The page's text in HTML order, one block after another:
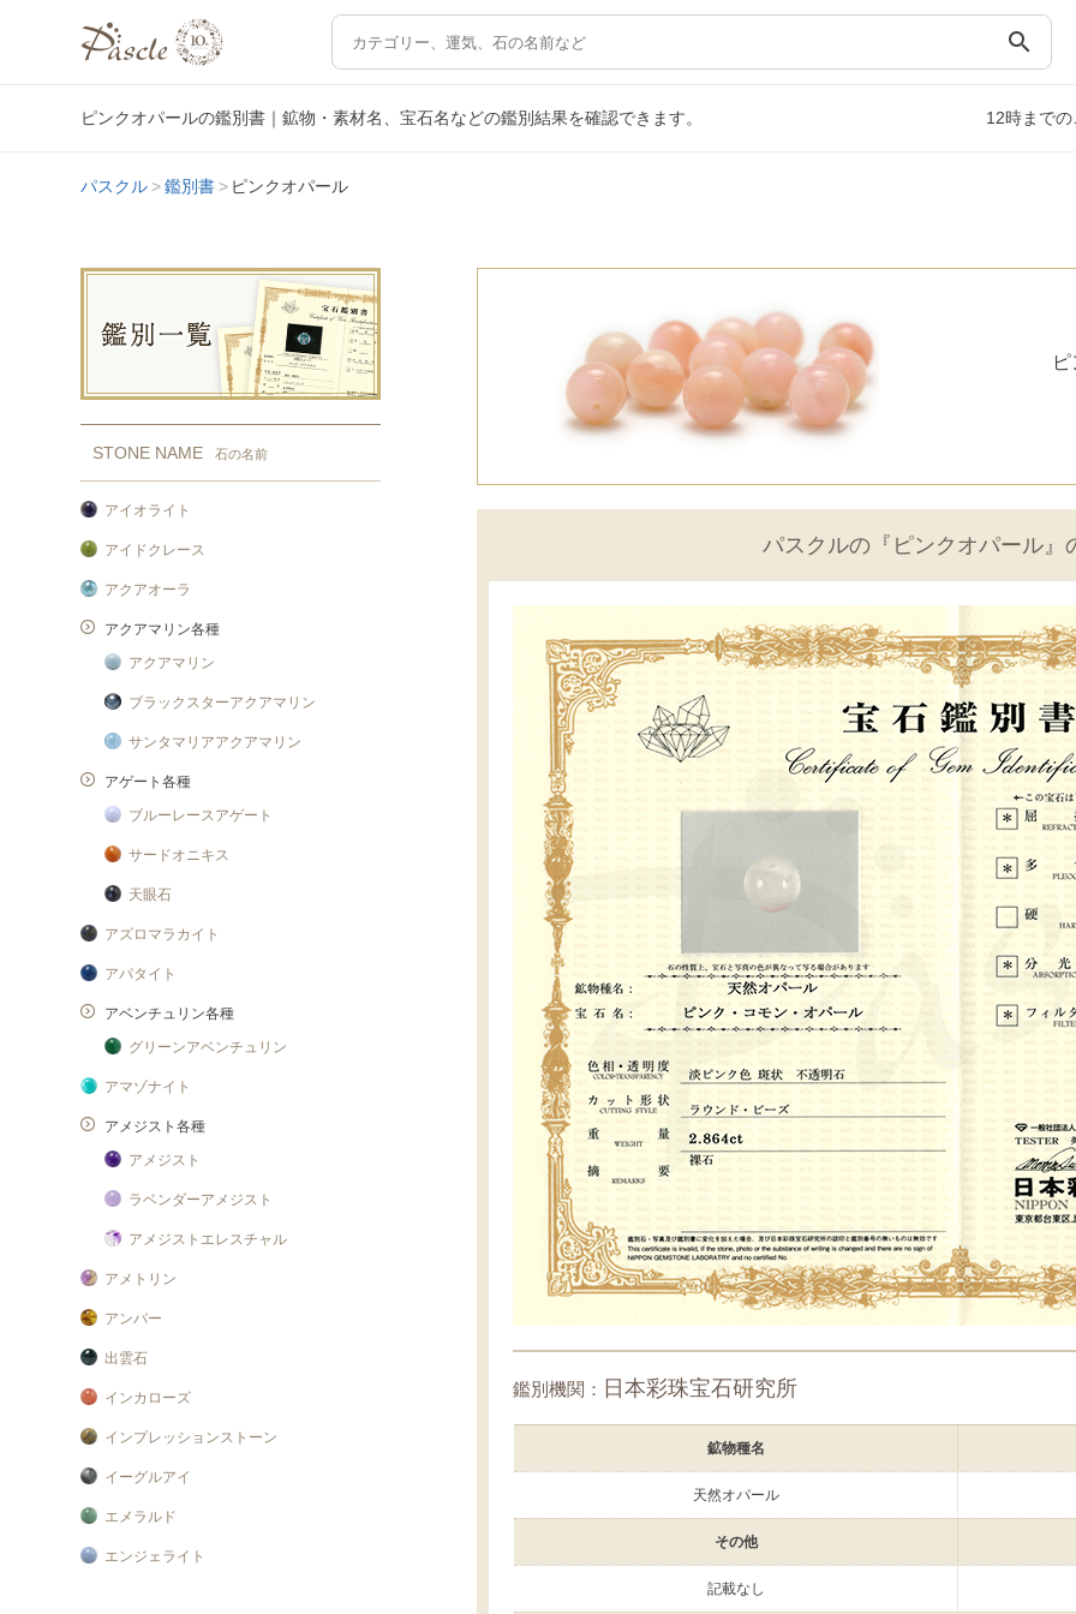
search
ピンクオパールの鑑別書｜鉱物・素材名、宝石名などの鑑別結果を確認できます。 12時まで
パスクル 鑑別書 ピンクオパール
STONE NAME 石の名前
アイオライト
アイドクレース
アクアオーラ
アクアマリン各種
アクアマリン
ブラックスターアクアマリン
サンタマリアアクアマリン
アゲート各種
ブルーレースアゲート
サードオニキス
天眼石
アズロマラカイト
アパタイト
アベンチュリン各種
グリーンアベンチュリン
アマゾナイト
アメジスト各種
アメジスト
ラベンダーアメジスト
アメジストエレスチャル
アメトリン
アンバー
出雲石
インカローズ
インプレッションストーン
イーグルアイ
エメラルド
エンジェライト
パスクルの『ピンクオパール』
鑑別機関： 日本彩珠宝石研究所
鉱物種名
天然オパール
その他
記載なし